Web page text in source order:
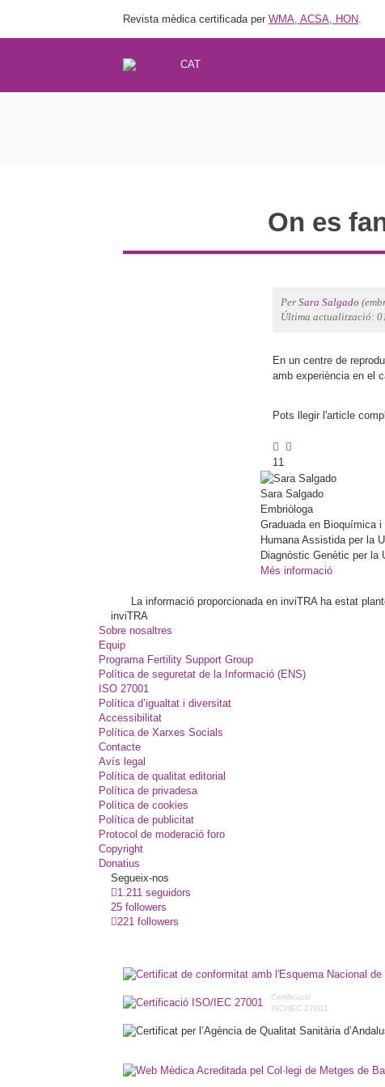
Revista mèdica certificada per WMA, ACSA, HON.
CAT
On es
Per Sara Salgado
Última actualització:
En un centre de
amb experiència en el
Pots llegir l'article
11
Sara Salgado
Embriòloga
Graduada en Bioquímica
Humana Assistida per la
Diagnòstic Genètic per la
Més informació
La informació proporcionada en inviTRA ha estat
inviTRA
Sobre nosaltres
Equip
Programa Fertility Support Group
Política de seguretat de la Informació (ENS)
ISO 27001
Política d’igualtat i diversitat
Accessibilitat
Política de Xarxes Socials
Contacte
Avís legal
Política de qualitat editorial
Política de privadesa
Política de cookies
Política de publicitat
Protocol de moderació foro
Copyright
Donatius
Segueix-nos
1.211 seguidors
25 followers
221 followers
Certificació
ISO/IEC 27001